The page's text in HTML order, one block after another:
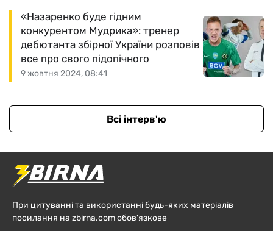
9 жовтня 2024, 08:41
«Назаренко буде гідним
конкурентом Мудрика»: тренер
дебютанта збірної України розповів
все про свого підопічного
Всі інтерв'ю
При цитуванні та використанні будь-яких матеріалів
посилання на zbirna.com обов'язкове